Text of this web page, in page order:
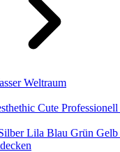
Weltraum
Cute Professionell
Lila Blau Grün Gelb